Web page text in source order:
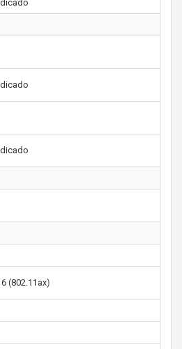
(802.11ax)